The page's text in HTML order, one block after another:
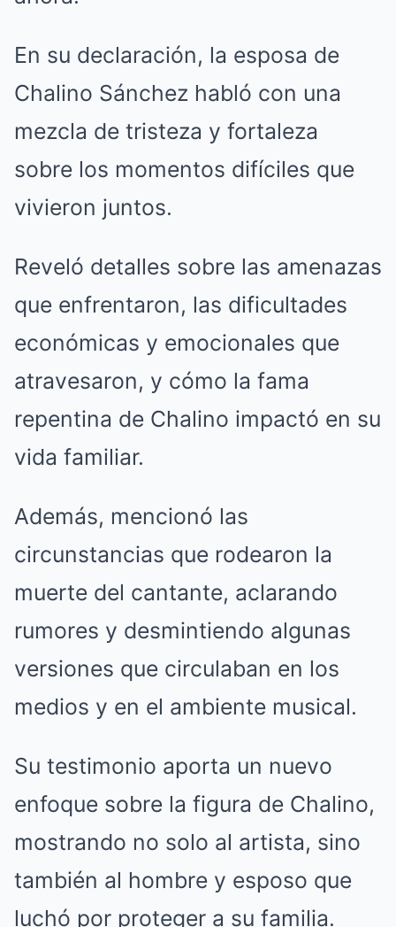
En su declaración, la esposa de
Chalino Sánchez habló con una
mezcla de tristeza y fortaleza
sobre los momentos difíciles que
vivieron juntos.
Reveló detalles sobre las amenazas
que enfrentaron, las dificultades
económicas y emocionales que
atravesaron, y cómo la fama
repentina de Chalino impactó en su
vida familiar.
Además, mencionó las
circunstancias que rodearon la
muerte del cantante, aclarando
rumores y desmintiendo algunas
versiones que circulaban en los
medios y en el ambiente musical.
Su testimonio aporta un nuevo
enfoque sobre la figura de Chalino,
mostrando no solo al artista, sino
también al hombre y esposo que
luchó por proteger a su familia.